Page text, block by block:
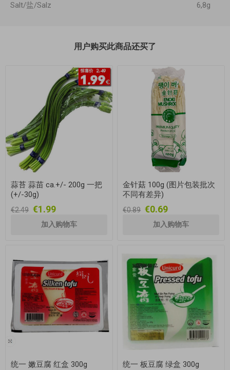
Salt/盐/Salz
6,8g
用户购买此商品还买了
蒜苔 蒜苗 ca.+/- 200g 一把
(+/-30g)
€2.49 €1.99
金针菇 100g (图片包装批次
不同有差异)
€0.89 €0.69
统一 嫩豆腐 红盒 300g 统一 板豆腐 绿盒 300g